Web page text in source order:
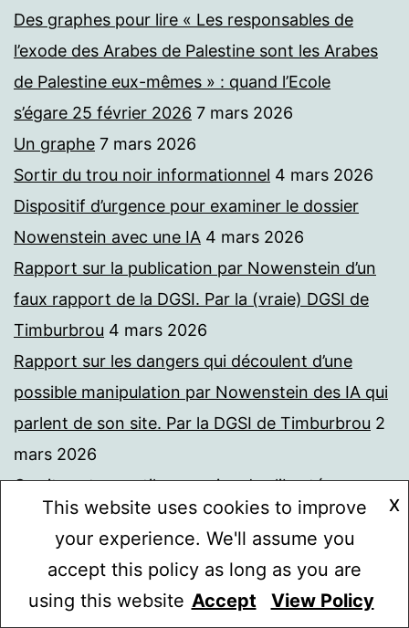
Des graphes pour lire « Les responsables de
l’exode des Arabes de Palestine sont les Arabes
de Palestine eux-mêmes » : quand l’Ecole
s’égare 25 février 2026 7 mars 2026
Un graphe 7 mars 2026
Sortir du trou noir informationnel 4 mars 2026
Dispositif d’urgence pour examiner le dossier
Nowenstein avec une IA 4 mars 2026
Rapport sur la publication par Nowenstein d’un
faux rapport de la DGSI. Par la (vraie) DGSI de
Timburbrou 4 mars 2026
Rapport sur les dangers qui découlent d’une
possible manipulation par Nowenstein des IA qui
parlent de son site. Par la DGSI de Timburbrou 2
mars 2026
Ce site est un outil au service des libertés
syndicales des enseignants 1 mars 2026
Le Recteur, véritable inspirateur de ce site. Un
hommage 1 mars 2026
Prédire le comportement de l’administration 28
This website uses cookies to improve
your experience. We'll assume you
accept this policy as long as you are
using this website
X
Accept View Policy
Mode sombre :